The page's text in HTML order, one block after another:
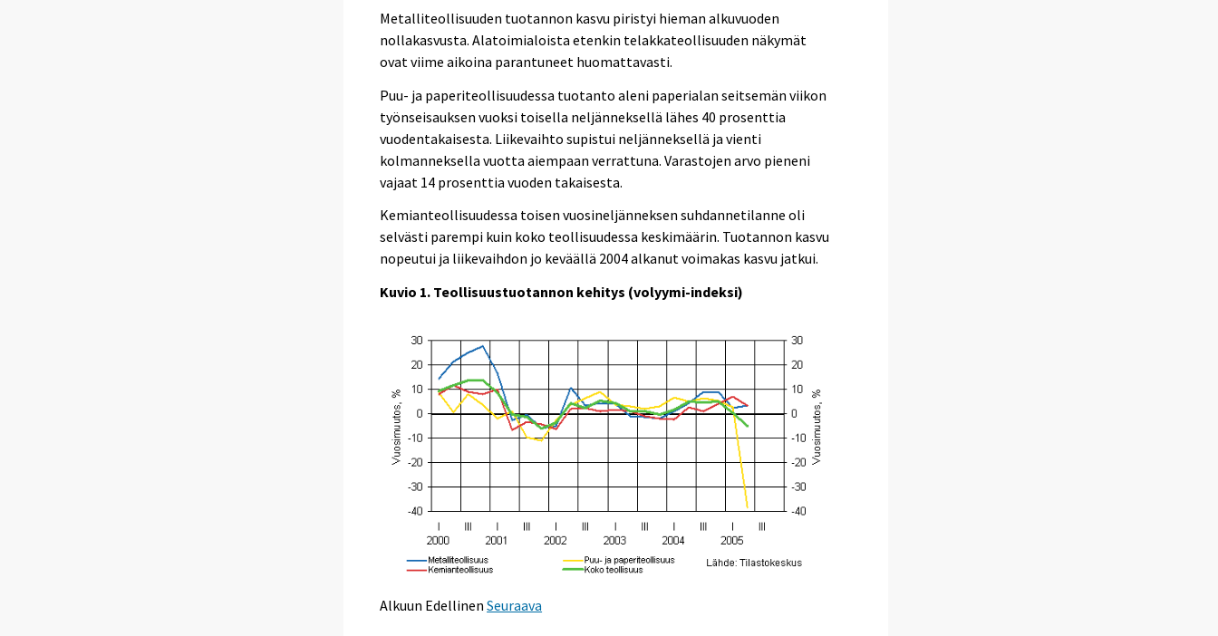
Metalliteollisuuden tuotannon kasvu piristyi hieman alkuvuoden
nollakasvusta. Alatoimialoista etenkin telakkateollisuuden näkymät
ovat viime aikoina parantuneet huomattavasti.
Puu- ja paperiteollisuudessa tuotanto aleni paperialan seitsemän viikon
työnseisauksen vuoksi toisella neljänneksellä lähes 40 prosenttia
vuodentakaisesta. Liikevaihto supistui neljänneksellä ja vienti
kolmanneksella vuotta aiempaan verrattuna. Varastojen arvo pieneni
vajaat 14 prosenttia vuoden takaisesta.
Kemianteollisuudessa toisen vuosineljänneksen suhdannetilanne oli
selvästi parempi kuin koko teollisuudessa keskimäärin. Tuotannon kasvu
nopeutui ja liikevaihdon jo keväällä 2004 alkanut voimakas kasvu jatkui.
Kuvio 1. Teollisuustuotannon kehitys (volyymi-indeksi)
Alkuun Edellinen Seuraava